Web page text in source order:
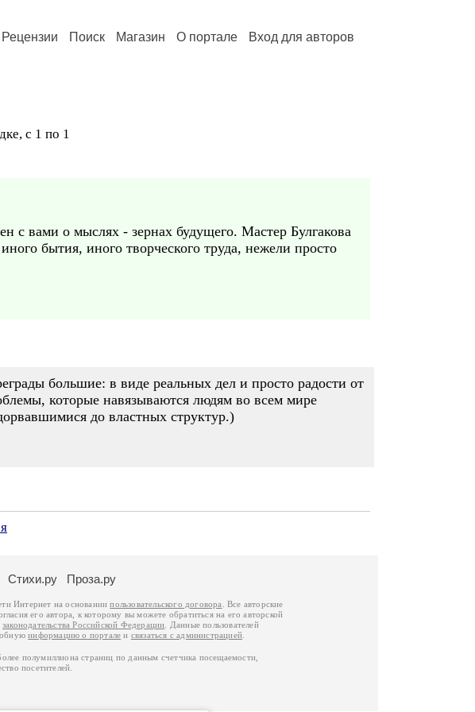
Рецензии Поиск Магазин О портале Вход для авторов
с 1 по 1
с вами о мыслях - зернах будущего. Мастер Булгакова
бытия, иного творческого труда, нежели просто
большие: в виде реальных дел и просто радости от
которые навязываются людям во всем мире
до властных структур.)
Стихи.ру Проза.ру
Интернет на основаниипользовательского договора
. Все авторские
его автора, к которому вы можете обратиться на его авторской
законодательства Российской Федерации . Данные пользователей
информацию о портале и связаться с администрацией
полумиллиона страниц по данным счетчика посещаемости,
посетителей.